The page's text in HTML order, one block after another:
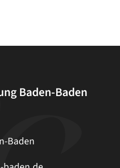
Baden-Baden
Baden